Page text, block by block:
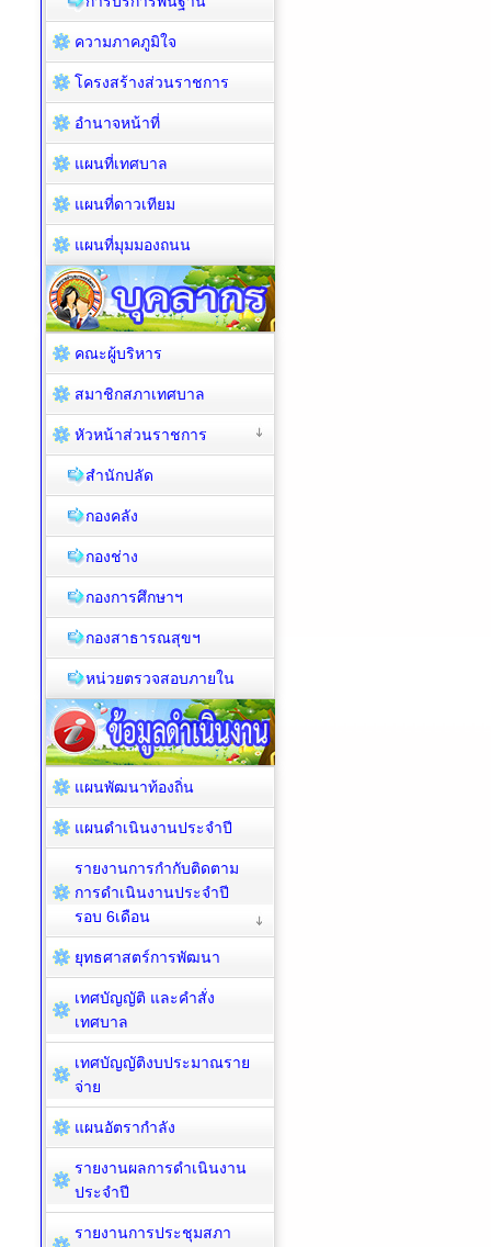
ความภาคภูมิใจ
โครงสร้างส่วนราชการ
อำนาจหน้าที่
แผนที่เทศบาล
แผนที่ดาวเทียม
แผนที่มุมมองถนน
คณะผู้บริหาร
สมาชิกสภาเทศบาล
หัวหน้าส่วนราชการ
สำนักปลัด
กองคลัง
กองช่าง
กองการศึกษาฯ
กองสาธารณสุขฯ
หน่วยตรวจสอบภายใน
แผนพัฒนาท้องถิ่น
แผนดำเนินงานประจำปี
รายงานการกำกับติดตาม
การดำเนินงานประจำปี
รอบ 6เดือน
ยุทธศาสตร์การพัฒนา
เทศบัญญัติ และคำสั่ง
เทศบาล
เทศบัญญัติงบประมาณราย
จ่าย
แผนอัตรากำลัง
รายงานผลการดำเนินงาน
ประจำปี
รายงานการประชุมสภา